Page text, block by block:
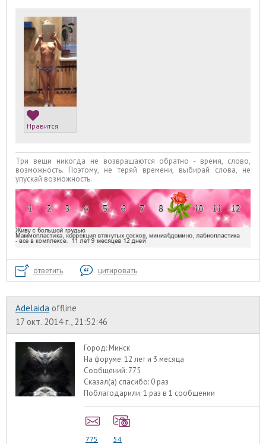
Нравится
Три вещи никогда не возвращаются обратно - время, слово,
возможность. Поэтому, не теряй времени, выбирай слова, не
упускай возможность.
ответить цитировать
Adelaida offline
17 окт. 2014 г., 21:52:46
Город: Минск
На форуме:12 лет и 3 месяца
Сообщений: 775
Сказал(а) спасибо: 0 раз
Поблагодарили:1 раз в 1 сообщении
775 54